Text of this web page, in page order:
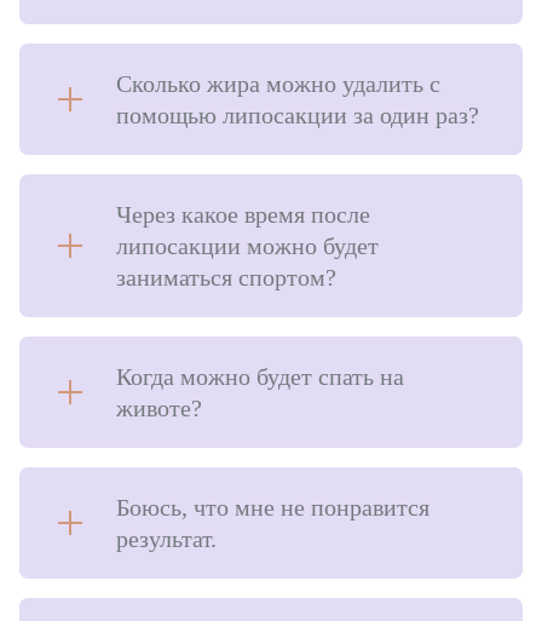
Сколько жира можно удалить с
помощью липосакции за один раз?
Через какое время после
липосакции можно будет
заниматься спортом?
Когда можно будет спать на
животе?
Боюсь, что мне не понравится
результат.